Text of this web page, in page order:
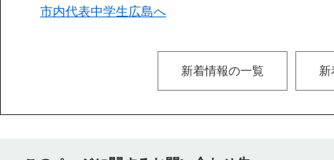
市内代表中学生広島へ
新着情報の一覧 新